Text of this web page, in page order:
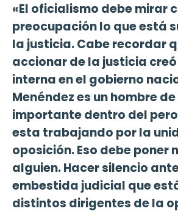
«El oficialismo debe mirar
preocupación lo que está
la justicia. Cabe recordar
accionar de la justicia
interna en el gobierno
Menéndez es un hombre
importante dentro del
esta trabajando por la
oposición. Eso debe poner
alguien. Hacer silencio
embestida judicial que
distintos dirigentes de la